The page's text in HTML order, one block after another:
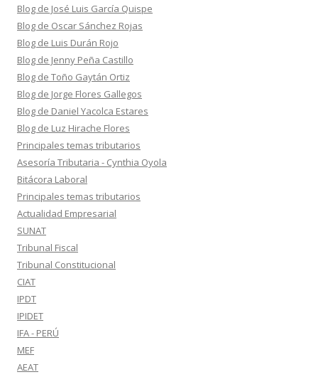
Blog de José Luis García Quispe
Blog de Oscar Sánchez Rojas
Blog de Luis Durán Rojo
Blog de Jenny Peña Castillo
Blog de Toño Gaytán Ortiz
Blog de Jorge Flores Gallegos
Blog de Daniel Yacolca Estares
Blog de Luz Hirache Flores
Principales temas tributarios
Asesoría Tributaria - Cynthia Oyola
Bitácora Laboral
Principales temas tributarios
Actualidad Empresarial
SUNAT
Tribunal Fiscal
Tribunal Constitucional
CIAT
IPDT
IPIDET
IFA - PERÚ
MEF
AEAT